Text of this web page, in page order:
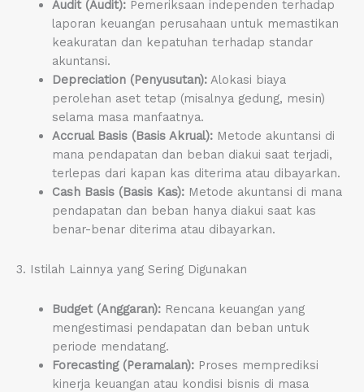
Audit (Audit):Pemeriksaan independen terhadap
laporan keuangan perusahaan untuk memastikan
keakuratan dan kepatuhan terhadap standar
akuntansi.
Depreciation (Penyusutan):Alokasi biaya
perolehan aset tetap (misalnya gedung, mesin)
selama masa manfaatnya.
Accrual Basis (Basis Akrual):Metode akuntansi di
mana pendapatan dan beban diakui saat terjadi,
terlepas dari kapan kas diterima atau dibayarkan.
Cash Basis (Basis Kas):Metode akuntansi di mana
pendapatan dan beban hanya diakui saat kas
benar-benar diterima atau dibayarkan.
3. Istilah Lainnya yang Sering Digunakan
Budget (Anggaran):Rencana keuangan yang
mengestimasi pendapatan dan beban untuk
periode mendatang.
Forecasting (Peramalan):Proses memprediksi
kinerja keuangan atau kondisi bisnis di masa